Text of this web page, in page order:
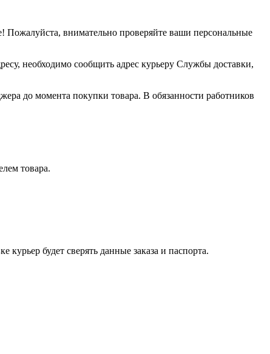
внимательно проверяйте ваши персональные
необходимо сообщить адрес курьеру Службы доставки,
до момента покупки товара. В обязанности работников
товара.
будет сверять данные заказа и паспорта.